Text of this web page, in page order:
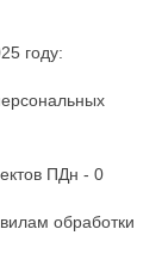
году:
ПДн - 0
обработки